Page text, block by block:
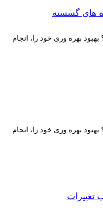
های گسسته
بهره وری خود را، انجام
بهره وری خود را، انجام